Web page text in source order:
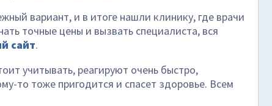
вариант, и в итоге нашли клинику, где врачи
точные цены и вызвать специалиста, вся
сайт.
учитывать, реагируют очень быстро,
то тоже пригодится и спасет здоровье. Всем